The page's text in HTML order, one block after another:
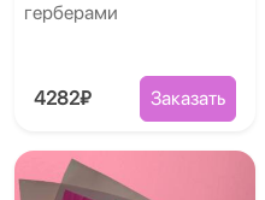
герберами
4282₽ Заказать